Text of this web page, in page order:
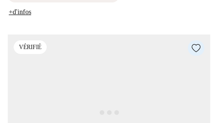
+d'infos
VÉRIFIÉ